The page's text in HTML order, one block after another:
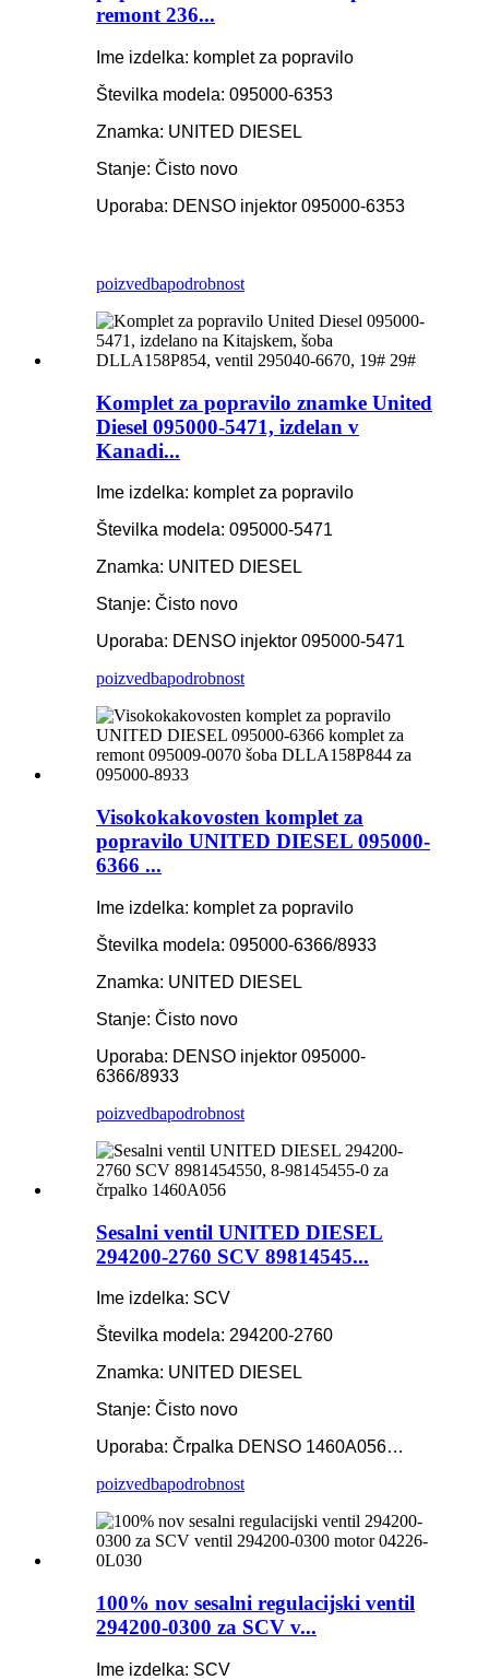
remont 236...
Ime izdelka: komplet za popravilo
Številka modela: 095000-6353
Znamka: UNITED DIESEL
Stanje: Čisto novo
Uporaba: DENSO injektor 095000-6353
poizvedbapodrobnost
Komplet za popravilo znamke United
Diesel 095000-5471, izdelan v
Kanadi...
Ime izdelka: komplet za popravilo
Številka modela: 095000-5471
Znamka: UNITED DIESEL
Stanje: Čisto novo
Uporaba: DENSO injektor 095000-5471
poizvedbapodrobnost
Visokokakovosten komplet za
popravilo UNITED DIESEL 095000-
6366 ...
Ime izdelka: komplet za popravilo
Številka modela: 095000-6366/8933
Znamka: UNITED DIESEL
Stanje: Čisto novo
Uporaba: DENSO injektor 095000-
6366/8933
poizvedbapodrobnost
Sesalni ventil UNITED DIESEL
294200-2760 SCV 89814545...
Ime izdelka: SCV
Številka modela: 294200-2760
Znamka: UNITED DIESEL
Stanje: Čisto novo
Uporaba: Črpalka DENSO 1460A056…
poizvedbapodrobnost
100% nov sesalni regulacijski ventil
294200-0300 za SCV v...
Ime izdelka: SCV